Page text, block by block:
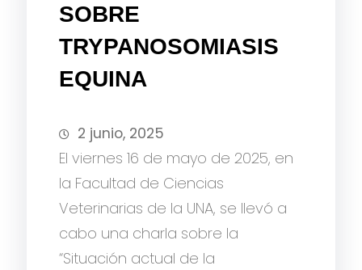
SOBRE
TRYPANOSOMIASIS
EQUINA
2 junio, 2025
El viernes 16 de mayo de 2025, en
la Facultad de Ciencias
Veterinarias de la UNA, se llevó a
cabo una charla sobre la
“Situación actual de la